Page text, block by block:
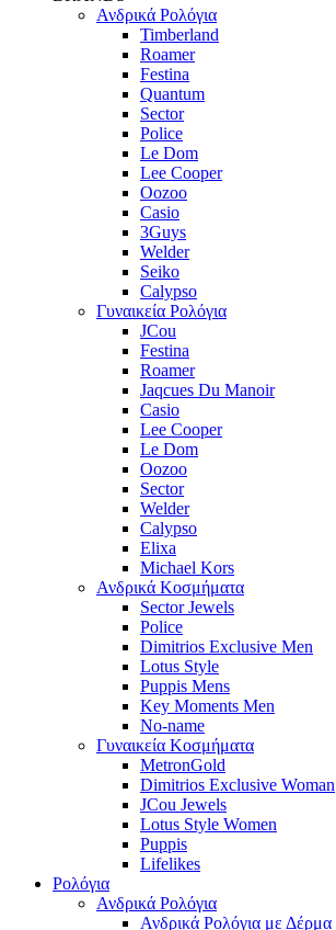
Ανδρικά Ρολόγια
Timberland
Roamer
Festina
Quantum
Sector
Police
Le Dom
Lee Cooper
Oozoo
Casio
3Guys
Welder
Seiko
Calypso
Γυναικεία Ρολόγια
JCou
Festina
Roamer
Jaqcues Du Manoir
Casio
Lee Cooper
Le Dom
Oozoo
Sector
Welder
Calypso
Elixa
Michael Kors
Ανδρικά Κοσμήματα
Sector Jewels
Police
Dimitrios Exclusive Men
Lotus Style
Puppis Mens
Key Moments Men
No-name
Γυναικεία Κοσμήματα
MetronGold
Dimitrios Exclusive Woman
JCou Jewels
Lotus Style Women
Puppis
Lifelikes
Ρολόγια
Ανδρικά Ρολόγια
Ανδρικά Ρολόγια με Δέρμα